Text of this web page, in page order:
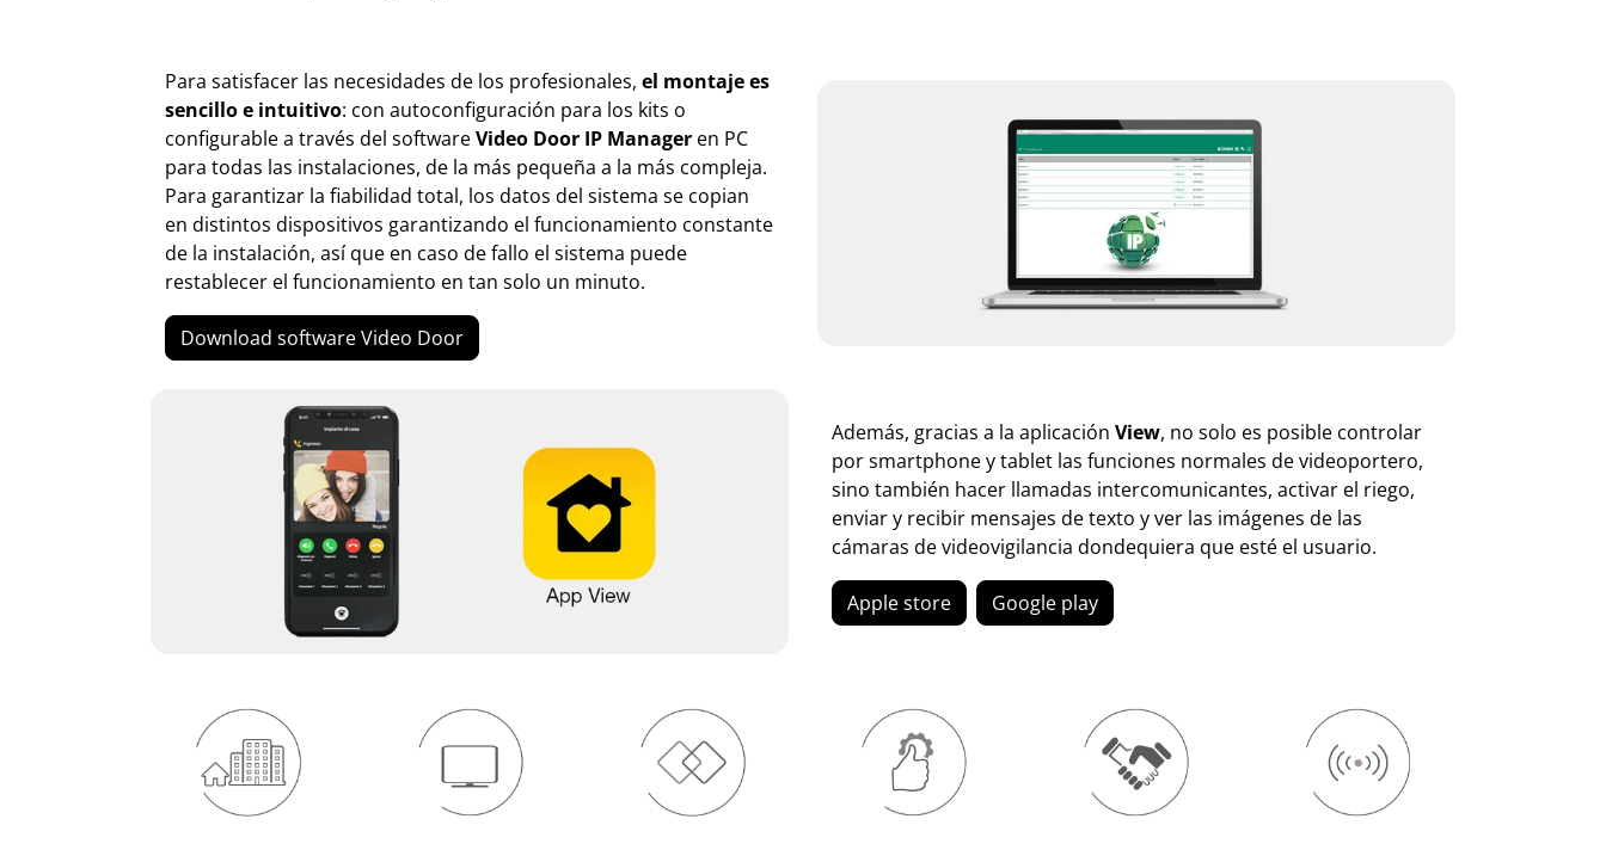
Para satisfacer las necesidades de los profesionales, el montaje es
sencillo e intuitivo: con autoconfiguración para los kits o
configurable a través del softwareVideo Door IP Manager en PC
para todas las instalaciones, de la más pequeña a la más compleja.
Para garantizar la fiabilidad total, los datos del sistema se copian
en distintos dispositivos garantizando el funcionamiento constante
de la instalación, así que en caso de fallo el sistema puede
restablecer el funcionamiento en tan solo un minuto.
Download software Video Door
Además, gracias a la aplicación View, no solo es posible controlar
por smartphone y tablet las funciones normales de videoportero,
sino también hacer llamadas intercomunicantes, activar el riego,
enviar y recibir mensajes de texto y ver las imágenes de las
cámaras de videovigilancia dondequiera que esté el usuario.
Apple store Google play